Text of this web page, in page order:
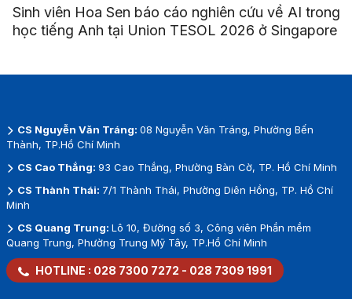
Sinh viên Hoa Sen báo cáo nghiên cứu về AI trong
học tiếng Anh tại Union TESOL 2026 ở Singapore
CS Nguyễn Văn Tráng: 08 Nguyễn Văn Tráng, Phường Bến
Thành, TP.Hồ Chí Minh
CS Cao Thắng: 93 Cao Thắng, Phường Bàn Cờ, TP. Hồ Chí Minh
CS Thành Thái: 7/1 Thành Thái, Phường Diên Hồng, TP. Hồ Chí
Minh
CS Quang Trung: Lô 10, Đường số 3, Công viên Phần mềm
Quang Trung, Phường Trung Mỹ Tây, TP.Hồ Chí Minh
HOTLINE : 028 7300 7272 - 028 7309 1991